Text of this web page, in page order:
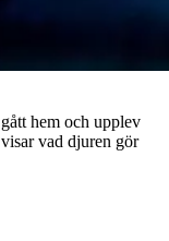
hem och upplev
vad djuren gör